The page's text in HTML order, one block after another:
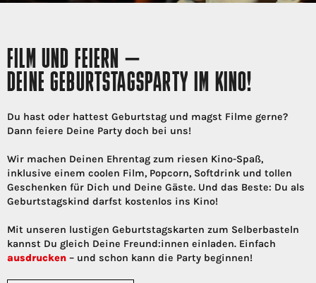
FILM UND FEIERN –
DEINE GEBURTSTAGSPARTY IM KINO!
Du hast oder hattest Geburtstag und magst Filme gerne?
Dann feiere Deine Party doch bei uns!
Wir machen Deinen Ehrentag zum riesen Kino-Spaß,
inklusive einem coolen Film, Popcorn, Softdrink und tollen
Geschenken für Dich und Deine Gäste. Und das Beste: Du als
Geburtstagskind darfst kostenlos ins Kino!
Mit unseren lustigen Geburtstagskarten zum Selberbasteln
kannst Du gleich Deine Freund:innen einladen. Einfach
ausdrucken – und schon kann die Party beginnen!